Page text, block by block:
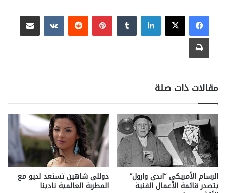
لينكدإن بينتيريست
مشاركة عبر البريد
طباعة
مقالات ذات صلة
الرسام الأمريكى “اندى وارول”
يتصدر قائمة الأعمال الفنية
دوللى شاهين تستعد لديو مع
المطربة العالمية نادينا